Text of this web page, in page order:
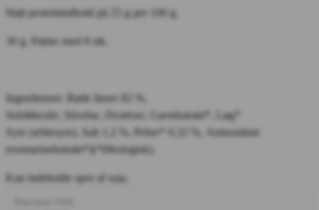
Højt proteinindhold på 25 g per 100 g.
30 g. Pakke med 8 stk.
Ingredienser: Røde linser
Solsikkeolie
, Stivelse , Dextrose
, Gærekstrakt*, Løg*
Syre (æblesyre), Salt 1,2 %, Peber* 0,32 %, Antioxidant
(rosmarinekstrakt*)(*Økologisk).
Kan indeholde spor af soja.